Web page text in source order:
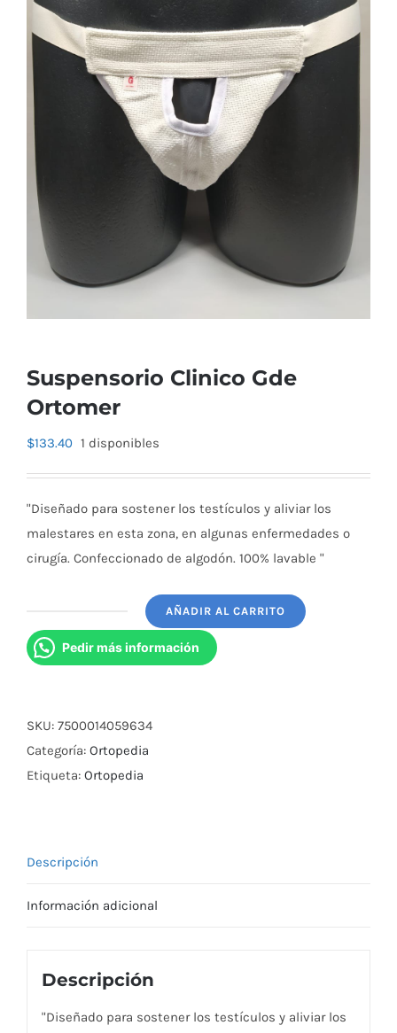
Suspensorio Clinico Gde
Ortomer
$133.40 1 disponibles
"Diseñado para sostener los testículos y aliviar los
malestares en esta zona, en algunas enfermedades o
cirugía. Confeccionado de algodón. 100% lavable "
Suspensorio
Clinico
cantidad
AÑADIR AL CARRITO
Pedir más información
SKU: 7500014059634
Categoría: Ortopedia
Etiqueta: Ortopedia
Descripción
Información adicional
Descripción
"Diseñado para sostener los testículos y aliviar los